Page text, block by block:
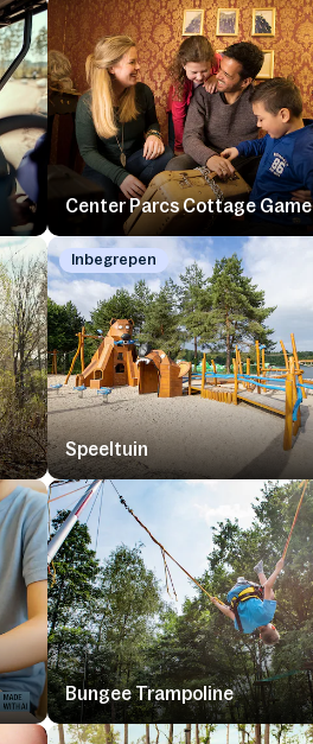
Center Parcs Cottage Game
Inbegrepen
Speeltuin
Bungee Trampoline